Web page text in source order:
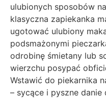
ulubionych sposobów
klasyczna zapiekanka
ugotować ulubiony
podsmażonymi
odrobinę śmietany lub
wierzchu posypać
Wstawić do piekarnika
– sycące i pyszne danie